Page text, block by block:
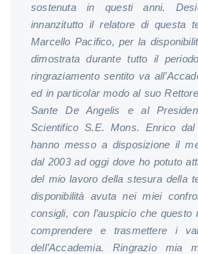
sostenuta in questi anni.
innanzitutto il relatore di questa
Marcello Pacifico, per la
dimostrata durante tutto il
ringraziamento sentito va
ed in particolar modo al suo
Sante De Angelis e al
Scientifico S.E. Mons. Enrico
hanno messo a disposizione il
dal 2003 ad oggi dove ho potuto
del mio lavoro della stesura della
disponibilità avuta nei miei
consigli, con l’auspicio che questo
comprendere e trasmettere i
dell’Accademia. Ringrazio mia